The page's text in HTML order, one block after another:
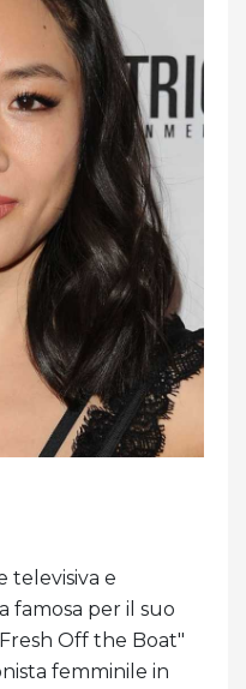
televisiva e
famosa per il suo
Off the Boat"
femminile in